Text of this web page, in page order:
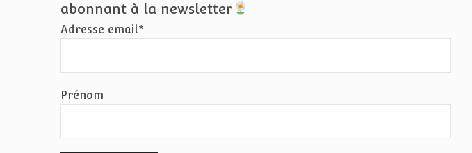
abonnant à la newsletter
Adresse email*
Prénom